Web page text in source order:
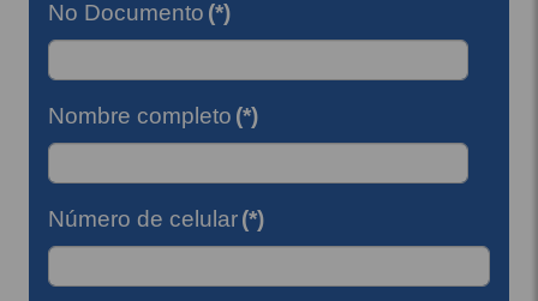
No Documento (*)
Nombre completo (*)
Número de celular(*)